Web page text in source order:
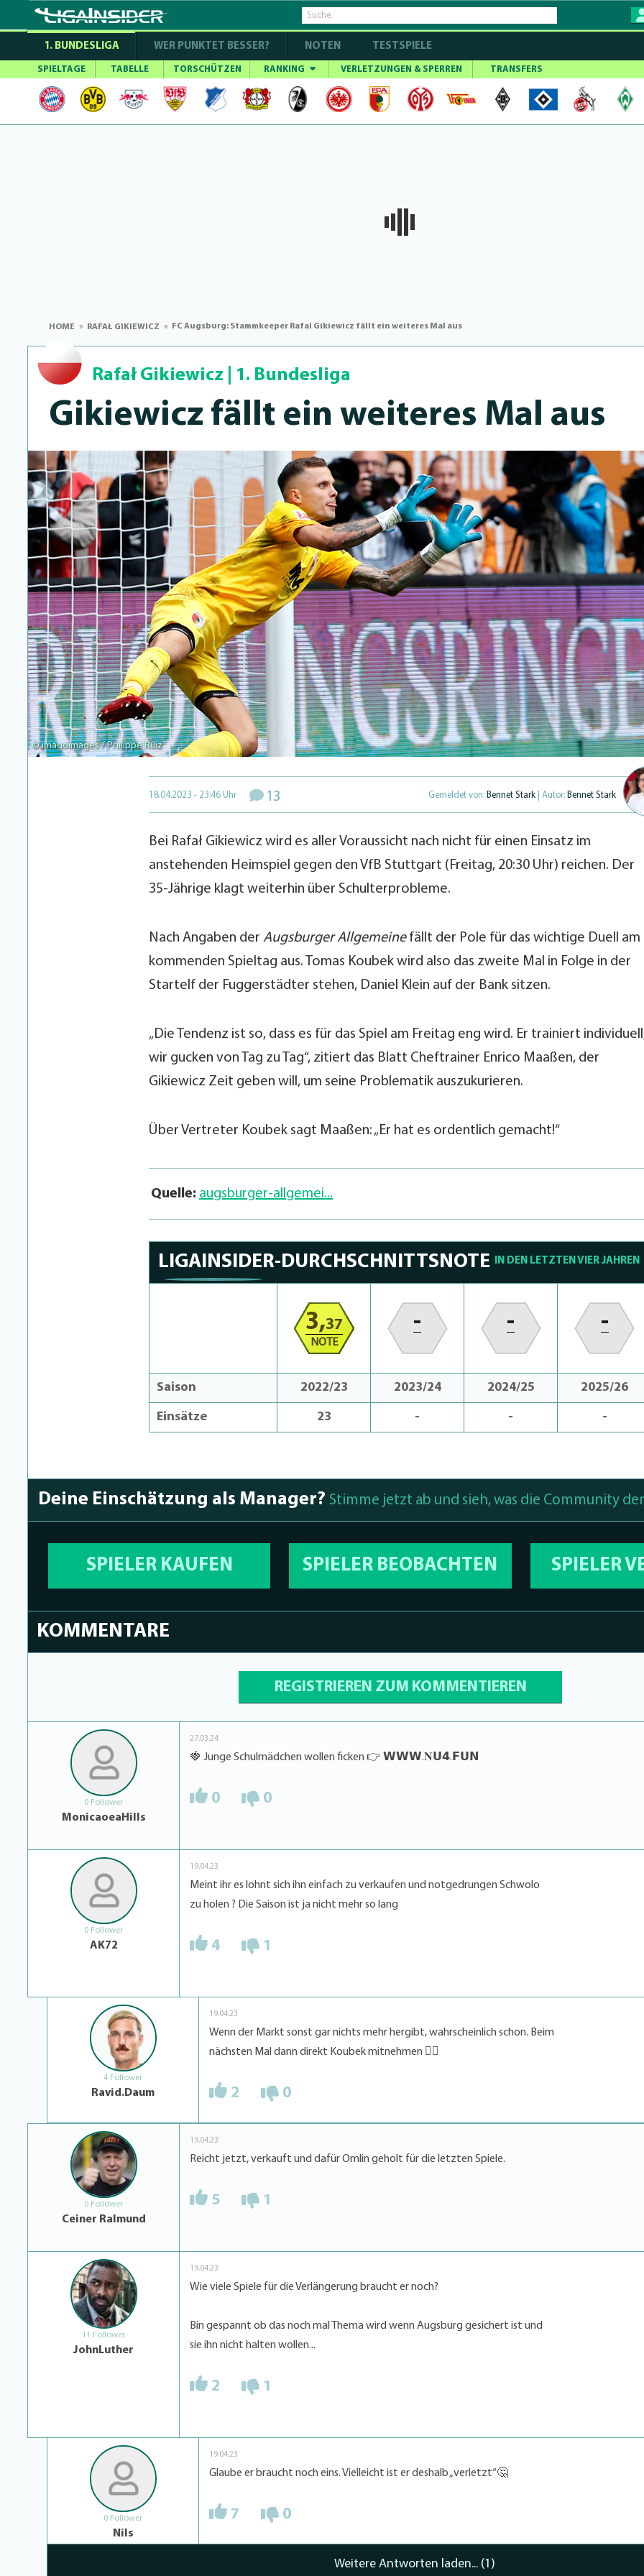
1. BUNDESLIGA WER PUNKTET BESSER? NOTEN TESTSPIELE
SPIELTAGE TABELLE TORSCHÜTZEN RANKING VERLETZUNGEN & SPERREN TRANSFERS
HOME RAFAŁ GIKIEWICZ FC Augsburg: Stammkeeper Rafal Gikiewicz fällt ein weiteres Mal aus
Rafał Gikiewicz 1. Bundesliga
Gikiewicz fällt ein weiteres Mal aus
© imagoimages / Philippe Ruiz
18.04.2023 - 23:46 Uhr 13 Gemeldet von: Bennet Stark | Autor: Bennet Stark
Bei Rafał Gikiewicz wird es aller Voraussicht nach nicht für einen Einsatz im
anstehenden Heimspiel gegen den VfB Stuttgart (Freitag, 20:30 Uhr) reichen. Der
35-Jährige klagt weiterhin über Schulterprobleme.
Nach Angaben der Augsburger Allgemeinefällt der Pole für das wichtige Duell am
kommenden Spieltag aus. Tomas Koubek wird also das zweite Mal in Folge in der
Startelf der Fuggerstädter stehen, Daniel Klein auf der Bank sitzen.
„Die Tendenz ist so, dass es für das Spiel am Freitag eng wird. Er trainiert
wir gucken von Tag zu Tag“, zitiert das Blatt Cheftrainer Enrico Maaßen, der
Gikiewicz Zeit geben will, um seine Problematik auszukurieren.
Über Vertreter Koubek sagt Maaßen: „Er hat es ordentlich gemacht!“
Quelle: augsburger-allgemei...
LIGAINSIDER-DURCHSCHNITTSNOTE IN DEN LETZTEN VIER JAHREN
3,37
NOTE
- - -
Saison 2022/23 2023/24 2024/25 2025/26
Einsätze 23 - - -
Deine Einschätzung als Manager? Stimme jetzt ab und sieh, was die Community
SPIELER KAUFEN SPIELER BEOBACHTEN SPIELER
KOMMENTARE
REGISTRIEREN ZUM KOMMENTIEREN
0 Follower
MonicaoeaHills
27.03.24
🍓 Junge Schulmädchen wollen ficken 👉 𝗪𝗪𝗪.𝐍𝗨𝟰.𝗙𝗨𝗡
0 0
0 Follower
AK72
19.04.23
Meint ihr es lohnt sich ihn einfach zu verkaufen und notgedrungen Schwolo
zu holen ? Die Saison ist ja nicht mehr so lang
4 1
4 Follower
Ravid.Daum
19.04.23
Wenn der Markt sonst gar nichts mehr hergibt, wahrscheinlich schon. Beim
nächsten Mal dann direkt Koubek mitnehmen 👍🏻
2 0
0 Follower
Ceiner Ralmund
19.04.23
Reicht jetzt, verkauft und dafür Omlin geholt für die letzten Spiele.
5 1
11 Follower
JohnLuther
19.04.23
Wie viele Spiele für die Verlängerung braucht er noch?
Bin gespannt ob das noch mal Thema wird wenn Augsburg gesichert ist und
sie ihn nicht halten wollen...
2 1
0 Follower
Nils
19.04.23
Glaube er braucht noch eins. Vielleicht ist er deshalb „verletzt“🤔
7 0
Weitere Antworten laden... (1)